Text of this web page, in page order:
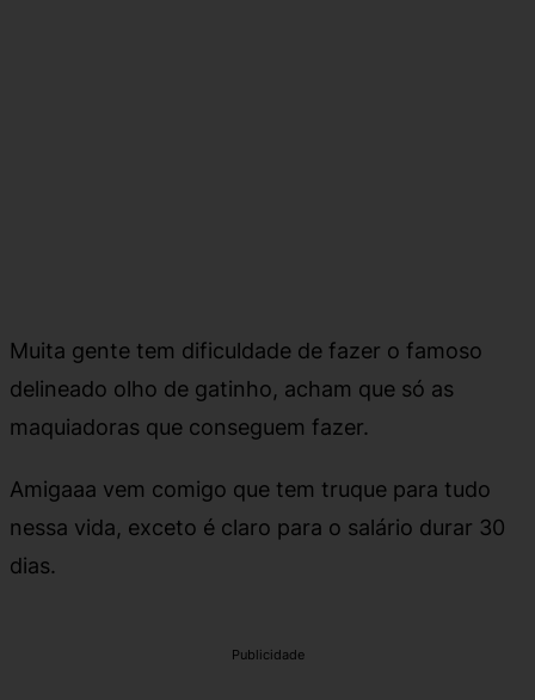
Muita gente tem dificuldade de fazer o famoso
delineado olho de gatinho, acham que só as
maquiadoras que conseguem fazer.
Amigaaa vem comigo que tem truque para tudo
nessa vida, exceto é claro para o salário durar 30
dias.
Publicidade